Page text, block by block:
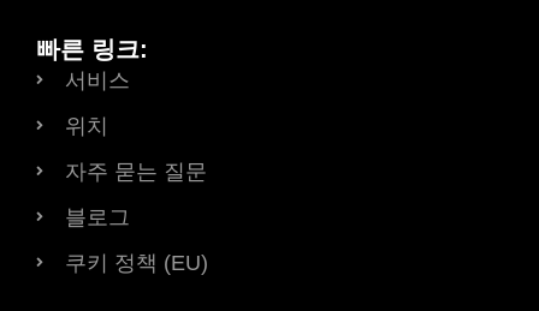
빠른 링크:
서비스
위치
자주 묻는 질문
블로그
쿠키 정책 (EU)